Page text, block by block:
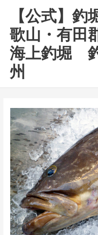
【公式】釣
歌山・有田
海上釣堀
州